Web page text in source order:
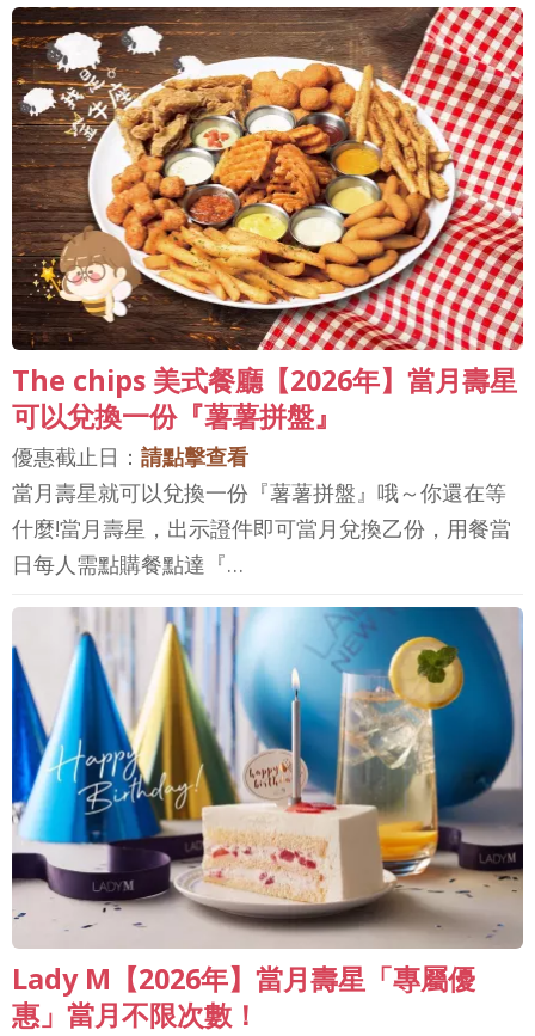
The chips 美式餐廳【2026年】當月壽星
可以兌換一份『薯薯拼盤』
優惠截止日： 請點擊查看
當月壽星就可以兌換一份『薯薯拼盤』哦～你還在等
什麼!當月壽星，出示證件即可當月兌換乙份，用餐當
日每人需點購餐點達『…
Lady M【2026年】當月壽星「專屬優
惠」當月不限次數！